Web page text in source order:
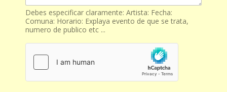
Debes especificar claramente: Artista: Fecha:
Comuna: Horario: Explaya evento de que se trata,
numero de publico etc ...